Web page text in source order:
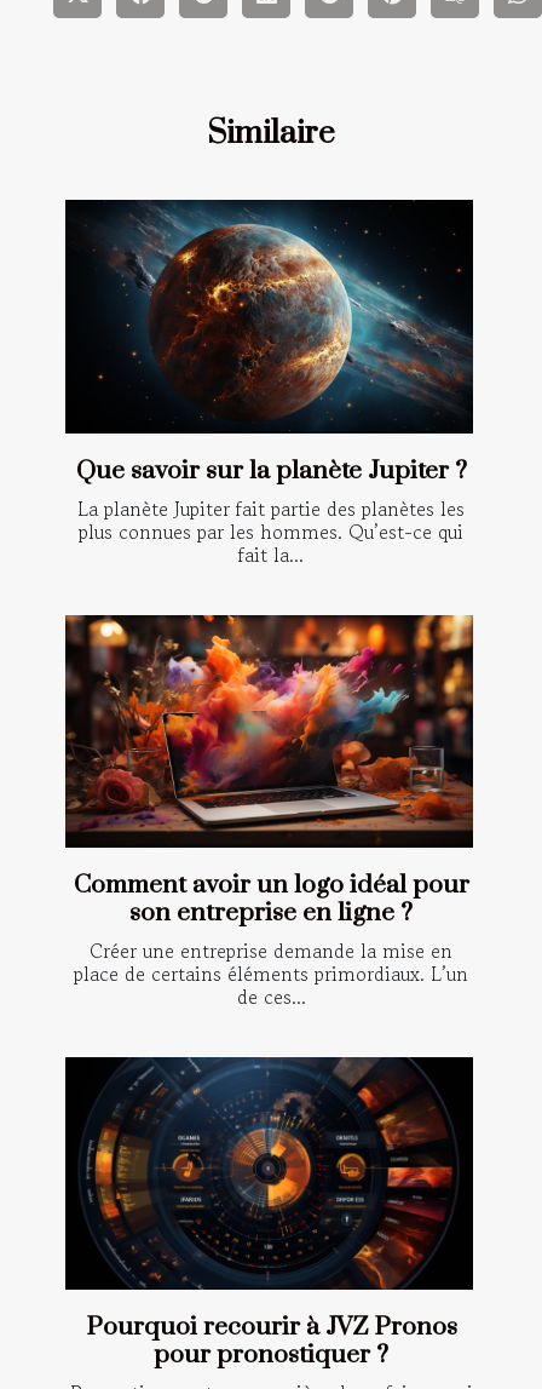
Similaire
Que savoir sur la planète Jupiter ?
La planète Jupiter fait partie des planètes les
plus connues par les hommes. Qu’est-ce qui
fait la...
Comment avoir un logo idéal pour
son entreprise en ligne ?
Créer une entreprise demande la mise en
place de certains éléments primordiaux. L’un
de ces...
Pourquoi recourir à JVZ Pronos
pour pronostiquer ?